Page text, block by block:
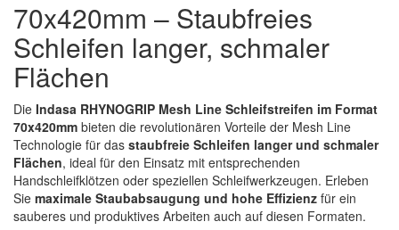
(1)
Novol
(3)
Prevost
Proma
(21)
Sia
(3)
Spectral
(5)
StarChem
70x420mm – Staubfreies
Schleifen langer, schmaler
Flächen
Die Indasa RHYNOGRIP Mesh Line Schleifstreifen im Format
70x420mm bieten die revolutionären Vorteile der Mesh Line
Technologie für das staubfreie Schleifen langer und schmaler
Flächen, ideal für den Einsatz mit entsprechenden
Handschleifklötzen oder speziellen Schleifwerkzeugen. Erleben
Sie maximale Staubabsaugung und hohe Effizienz für ein
sauberes und produktives Arbeiten auch auf diesen Formaten.